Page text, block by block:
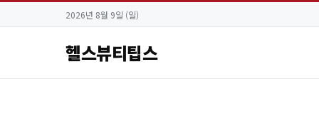
2026년 8월 9일 (일)
헬스뷰티팁스